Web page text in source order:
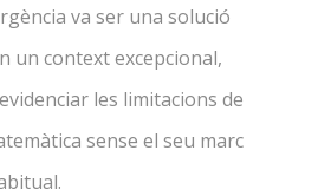
va ser una solució
un context excepcional,
les limitacions de
sense el seu marc